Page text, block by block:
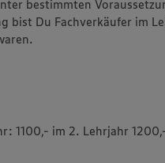
bestimmten
bist Du Fachverkäufer im
1100,- im 2. Lehrjahr